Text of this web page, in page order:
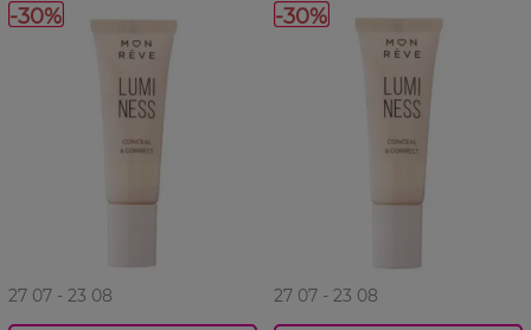
-30%
27 07 - 23 08
-30%
27 07 - 23 08